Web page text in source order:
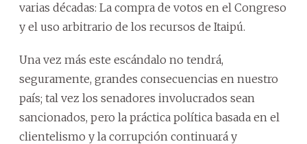
varias décadas: La compra de votos en el Congreso
y el uso arbitrario de los recursos de Itaipú.
Una vez más este escándalo no tendrá,
seguramente, grandes consecuencias en nuestro
país; tal vez los senadores involucrados sean
sancionados, pero la práctica política basada en el
clientelismo y la corrupción continuará y